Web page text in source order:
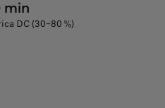
min
DC (30–80 %)